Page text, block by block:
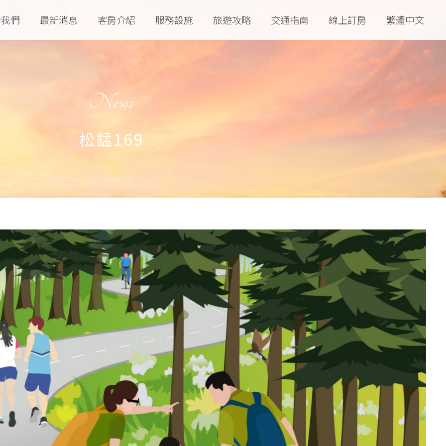
們 最新消息 客房介紹 服務設施 旅遊攻略 交通指南 線上訂房 繁體中文
News
松錳169